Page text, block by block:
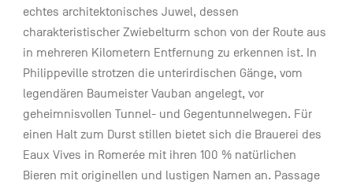
echtes architektonisches Juwel, dessen
charakteristischer Zwiebelturm schon von der Route aus
in mehreren Kilometern Entfernung zu erkennen ist. In
Philippeville strotzen die unterirdischen Gänge, vom
legendären Baumeister Vauban angelegt, vor
geheimnisvollen Tunnel- und Gegentunnelwegen. Für
einen Halt zum Durst stillen bietet sich die Brauerei des
Eaux Vives in Romerée mit ihren 100 % natürlichen
Bieren mit originellen und lustigen Namen an. Passage